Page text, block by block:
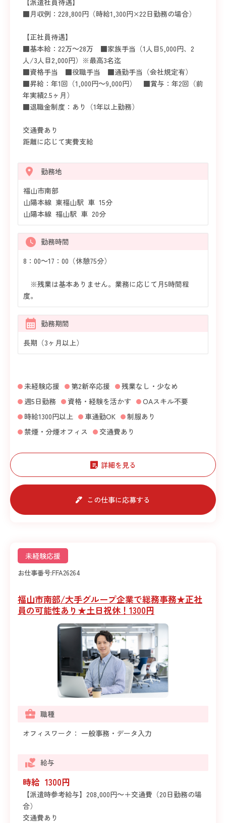
【派遣社員待遇】
■月収例：228,800円（時給1,300円×22日勤務の場合）
【正社員待遇】
■基本給：22万～28万 ■家族手当（1人目5,000円、2
人/3人目2,000円）※最高3名迄
■資格手当 ■役職手当 ■通勤手当（会社規定有）
■昇給：年1回（1,000円～9,000円） ■賞与：年2回（前
年実績2.5ヶ月）
■退職金制度：あり（1年以上勤務）
交通費あり
距離に応じて実費支給
勤務地
福山市南部
山陽本線 東福山駅 車 15分
山陽本線 福山駅 車 20分
勤務時間
8：00～17：00（休憩75分）
※残業は基本ありません。業務に応じて月5時間程
度。
勤務期間
長期（3ヶ月以上）
未経験応援 第2新卒応援
残業なし・少なめ
週5日勤務
資格・経験を活かす
OAスキル不要
時給1300円以上
車通勤OK
制服あり
禁煙・分煙オフィス
交通費あり
詳細を見る
この仕事に応募する
未経験応援
お仕事番号:FFA26264
福山市南部/大手グループ企業で総務事務★正社
員の可能性あり★土日祝休！1300円
職種
オフィスワーク： 一般事務・データ入力
給与
時給 1300円
【派遣時参考給与】208,000円～＋交通費（20日勤務の場
合）
交通費あり